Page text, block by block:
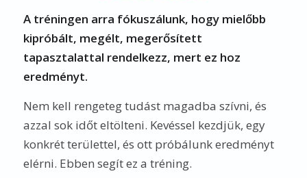
A tréningen arra fókuszálunk, hogy mielőbb
kipróbált, megélt, megerősített
tapasztalattal rendelkezz, mert ez hoz
eredményt.
Nem kell rengeteg tudást magadba szívni, és
azzal sok időt eltölteni. Kevéssel kezdjük, egy
konkrét területtel, és ott próbálunk eredményt
elérni. Ebben segít ez a tréning.